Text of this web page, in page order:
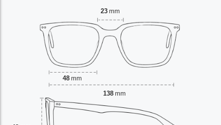
23 mm
48 mm
138 mm